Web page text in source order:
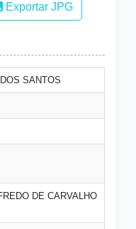
Exportar JPG
SANTOS
DE CARVALHO